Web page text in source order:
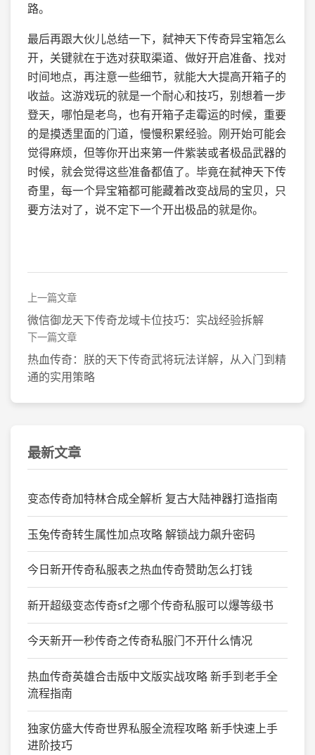
路。
最后再跟大伙儿总结一下，弑神天下传奇异宝箱怎么
开，关键就在于选对获取渠道、做好开启准备、找对
时间地点，再注意一些细节，就能大大提高开箱子的
收益。这游戏玩的就是一个耐心和技巧，别想着一步
登天，哪怕是老鸟，也有开箱子走霉运的时候，重要
的是摸透里面的门道，慢慢积累经验。刚开始可能会
觉得麻烦，但等你开出来第一件紫装或者极品武器的
时候，就会觉得这些准备都值了。毕竟在弑神天下传
奇里，每一个异宝箱都可能藏着改变战局的宝贝，只
要方法对了，说不定下一个开出极品的就是你。
上一篇文章
微信御龙天下传奇龙域卡位技巧：实战经验拆解
下一篇文章
热血传奇：朕的天下传奇武将玩法详解，从入门到精
通的实用策略
最新文章
变态传奇加特林合成全解析 复古大陆神器打造指南
玉兔传奇转生属性加点攻略 解锁战力飙升密码
今日新开传奇私服表之热血传奇赞助怎么打钱
新开超级变态传奇sf之哪个传奇私服可以爆等级书
今天新开一秒传奇之传奇私服门不开什么情况
热血传奇英雄合击版中文版实战攻略 新手到老手全
流程指南
独家仿盛大传奇世界私服全流程攻略 新手快速上手
进阶技巧